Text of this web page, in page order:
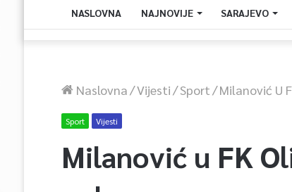
NASLOVNA NAJNOVIJE SARAJEVO
Naslovna/Vijesti/Sport/Milanović U
Sport Vijesti
Milanović u FK